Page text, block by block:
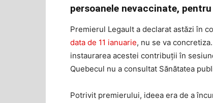
persoanele nevaccinate,
Premierul Legault a declarat astăzi în
data de 11 ianuarie, nu se va
instaurarea acestei contribuții în
Quebecul nu a consultat Sănătatea
Potrivit premierului, ideea era de a